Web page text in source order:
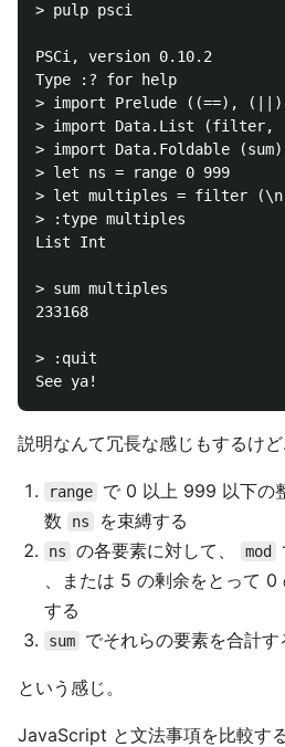
> pulp psci
PSCi, version 0.10.2
Type :? for help
> import Prelude ((==), (||),
> import Data.List (filter,
> import Data.Foldable (sum)
> let ns = range 0 999
> let multiples = filter (\n -
> :type multiples
List Int
> sum multiples
233168
> :quit
説明なんて冗長な感じもするけ
range
で 0 以上 999 以下の
数
ns を束縛する
ns の各要素に対して、 mod
、または 5 の剰余をとって 0
する
sum でそれらの要素を合計す
という感じ。
JavaScript と文法事項を比較す